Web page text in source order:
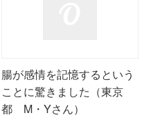
腸が感情を記憶するという
ことに驚きました（東京
都 M・Yさん）